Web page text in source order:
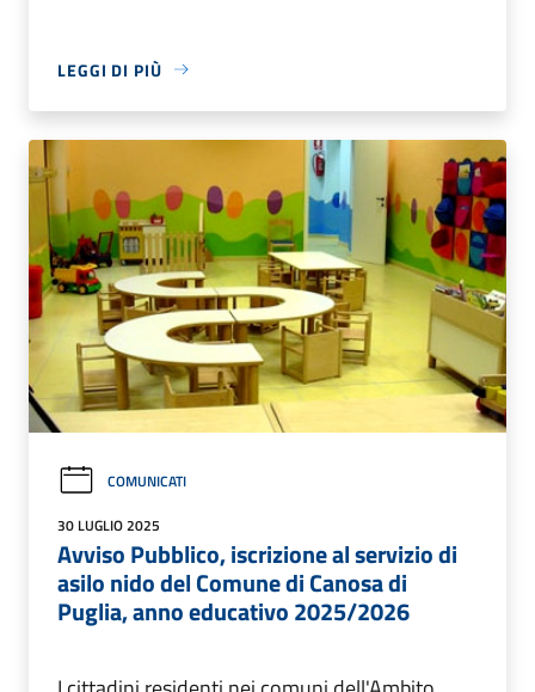
LEGGI DI PIÙ
COMUNICATI
30 LUGLIO 2025
Avviso Pubblico, iscrizione al servizio di
asilo nido del Comune di Canosa di
Puglia, anno educativo 2025/2026